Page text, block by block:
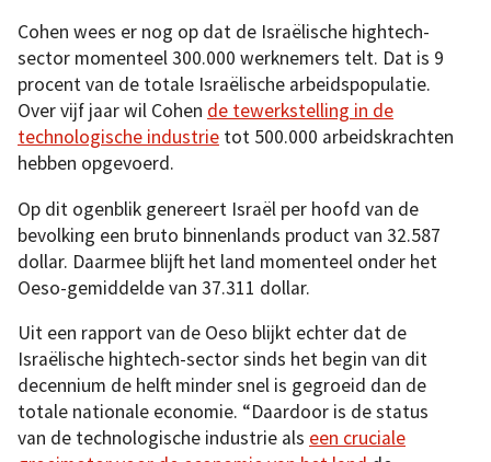
Cohen wees er nog op dat de Israëlische hightech-
sector momenteel 300.000 werknemers telt. Dat is 9
procent van de totale Israëlische arbeidspopulatie.
Over vijf jaar wil Cohen de tewerkstelling in de
technologische industrie tot 500.000 arbeidskrachten
hebben opgevoerd.
Op dit ogenblik genereert Israël per hoofd van de
bevolking een bruto binnenlands product van 32.587
dollar. Daarmee blijft het land momenteel onder het
Oeso-gemiddelde van 37.311 dollar.
Uit een rapport van de Oeso blijkt echter dat de
Israëlische hightech-sector sinds het begin van dit
decennium de helft minder snel is gegroeid dan de
totale nationale economie. “Daardoor is de status
van de technologische industrie als een cruciale